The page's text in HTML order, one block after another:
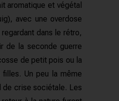
aromatique et végétal
avec une overdose
dans le rétro,
de la seconde guerre
de petit pois ou la
filles. Un peu la même
de crise sociétale. Les